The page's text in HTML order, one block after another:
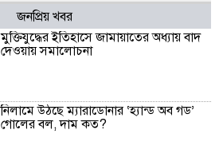
জনপ্রিয় খবর
মুক্তিযুদ্ধের ইতিহাসে জামায়াতের অধ্যায় বাদ
দেওয়ায় সমালোচনা
নিলামে উঠছে ম্যারাডোনার ‘হ্যান্ড অব গড’
গোলের বল, দাম কত?